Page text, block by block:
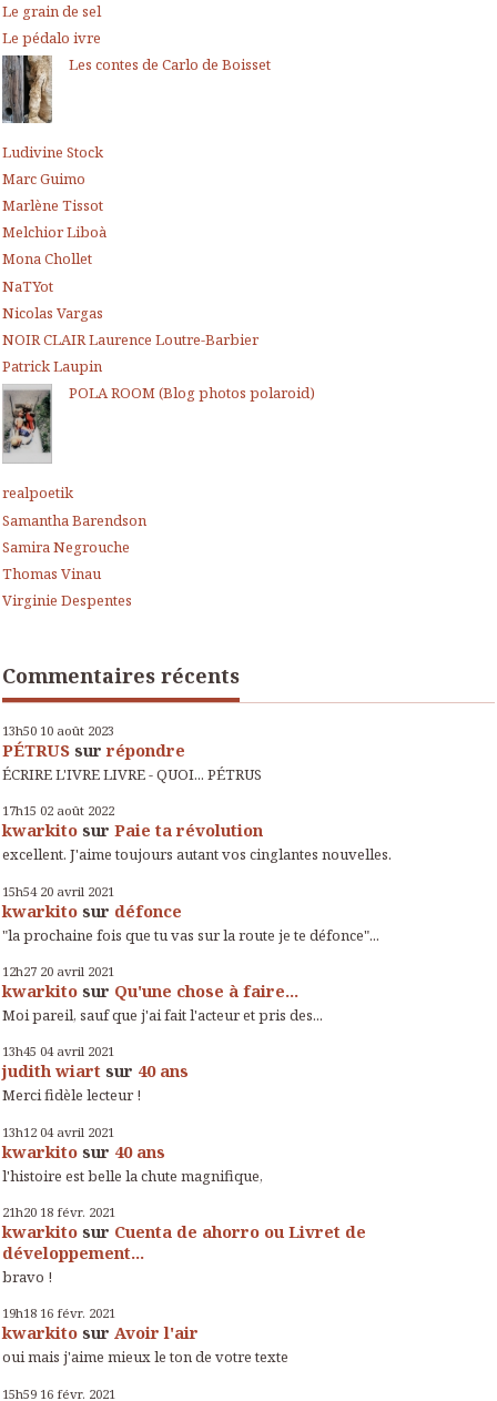
Le grain de sel
Le pédalo ivre
Les contes de Carlo de Boisset
Ludivine Stock
Marc Guimo
Marlène Tissot
Melchior Liboà
Mona Chollet
NaTYot
Nicolas Vargas
NOIR CLAIR Laurence Loutre-Barbier
Patrick Laupin
POLA ROOM (Blog photos polaroid)
realpoetik
Samantha Barendson
Samira Negrouche
Thomas Vinau
Virginie Despentes
Commentaires récents
13h50 10 août 2023
PÉTRUS surrépondre
ÉCRIRE L'IVRE LIVRE - QUOI... PÉTRUS
17h15 02 août 2022
kwarkito sur Paie ta révolution
excellent. J'aime toujours autant vos cinglantes nouvelles.
15h54 20 avril 2021
kwarkito sur défonce
"la prochaine fois que tu vas sur la route je te défonce"...
12h27 20 avril 2021
kwarkito sur Qu'une chose à faire...
Moi pareil, sauf que j'ai fait l'acteur et pris des...
13h45 04 avril 2021
judith wiart sur 40 ans
Merci fidèle lecteur !
13h12 04 avril 2021
kwarkito sur 40 ans
l'histoire est belle la chute magnifique,
21h20 18 févr. 2021
kwarkito sur Cuenta de ahorro ou Livret de
développement...
bravo !
19h18 16 févr. 2021
kwarkito sur Avoir l'air
oui mais j'aime mieux le ton de votre texte
15h59 16 févr. 2021